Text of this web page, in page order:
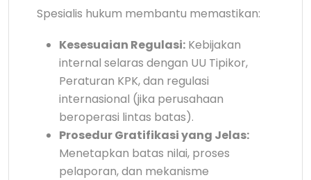
Spesialis hukum membantu memastikan:
Kesesuaian Regulasi: Kebijakan
internal selaras dengan UU Tipikor,
Peraturan KPK, dan regulasi
internasional (jika perusahaan
beroperasi lintas batas).
Prosedur Gratifikasi yang Jelas:
Menetapkan batas nilai, proses
pelaporan, dan mekanisme